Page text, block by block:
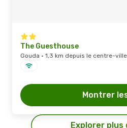
The Guesthouse
Gouda · 1,3 km depuis le centre-ville
Montrer
Explorer plus